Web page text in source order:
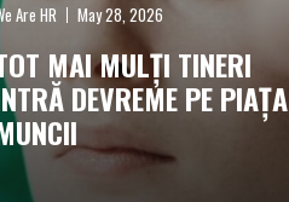
Are HR May 28, 2026
MAI MULȚI TINERI
DEVREME PE PIAȚA